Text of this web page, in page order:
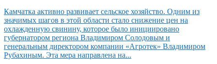
Камчатка активно развивает сельское хозяйство. Одним из
значимых шагов в этой области стало снижение цен на
охлажденную свинину, которое было инициировано
губернатором региона Владимиром Солодовым и
генеральным директором компании «Агротек» Владимиром
Рубахиным. Эта мера направлена на...